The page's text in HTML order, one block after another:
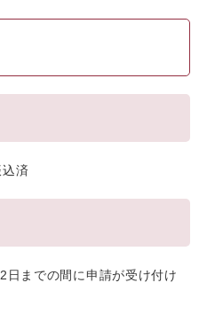
済
までの間に申請が受け付け